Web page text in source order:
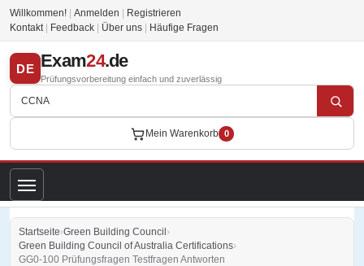
Willkommen! Anmelden
Registrieren
Kontakt
Feedback Über uns Häufige Fragen
DE Exam24.de
Prüfungsvorbereitung einfach und zuverlässig
Mein Warenkorb 0
Startseite›Green Building Council ›
Green Building Council of Australia Certifications›
GG0-100 Prüfungsfragen Testfragen Antworten